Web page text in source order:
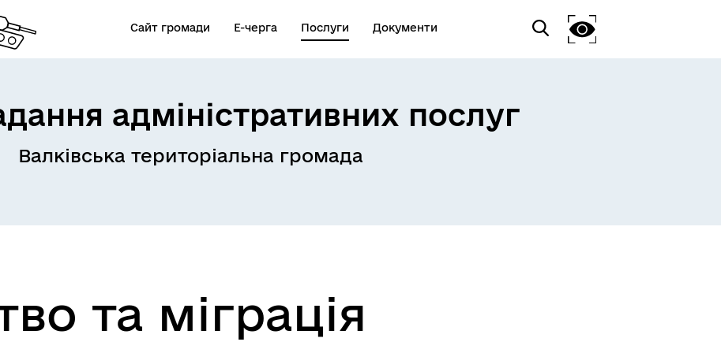
Сайт громади Е-черга Послуги Документи
адміністративних послуг
Валківська територіальна громада
та міграція